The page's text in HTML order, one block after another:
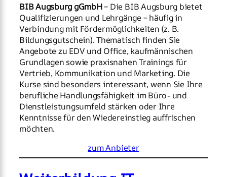
BIB Augsburg gGmbH– Die BIB Augsburg bietet
Qualifizierungen und Lehrgänge – häufig in
Verbindung mit Fördermöglichkeiten (z. B.
Bildungsgutschein). Thematisch finden Sie
Angebote zu EDV und Office, kaufmännischen
Grundlagen sowie praxisnahen Trainings für
Vertrieb, Kommunikation und Marketing. Die
Kurse sind besonders interessant, wenn Sie Ihre
berufliche Handlungsfähigkeit im Büro- und
Dienstleistungsumfeld stärken oder Ihre
Kenntnisse für den Wiedereinstieg auffrischen
möchten.
zum Anbieter